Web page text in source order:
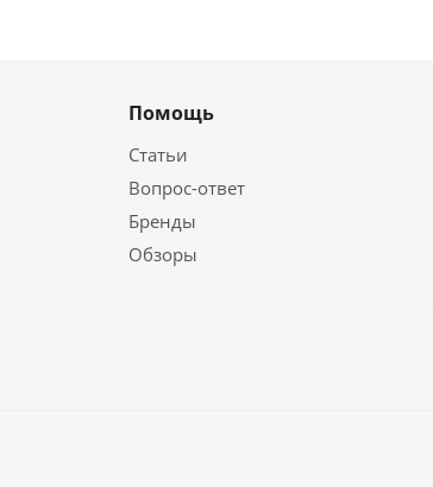
Помощь
Статьи
Вопрос-ответ
Бренды
Обзоры